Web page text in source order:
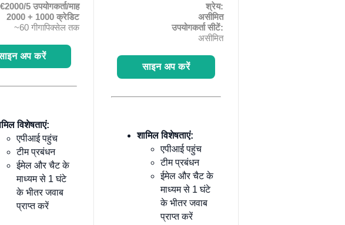
€2000/5 उपयोगकर्ता/माह
2000 + 1000 क्रेडिट
~60 गीगापिक्सेल तक
अप करें
विशेषताएं:
एपीआई पहुंच
टीम प्रबंधन
ईमेल और चैट के
माध्यम से 1 घंटे
के भीतर जवाब
प्राप्त करें
श्रेय:
असीमित
उपयोगकर्ता सीटें:
असीमित
साइन अप करें
शामिल विशेषताएं:
एपीआई पहुंच
टीम प्रबंधन
ईमेल और चैट के
माध्यम से 1 घंटे
के भीतर जवाब
प्राप्त करें